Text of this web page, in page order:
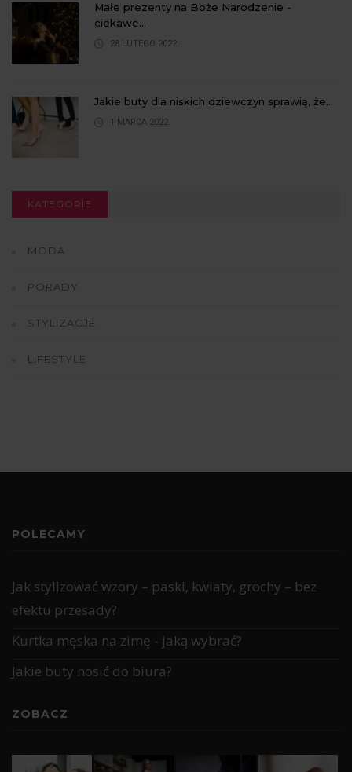
Małe prezenty na Boże Narodzenie -
ciekawe...
28 LUTEGO 2022
Jakie buty dla niskich dziewczyn sprawią, że...
1 MARCA 2022
KATEGORIE
MODA
PORADY
STYLIZACJE
LIFESTYLE
POLECAMY
Jak stylizować wzory – paski, kwiaty, grochy – bez
efektu przesady?
Kurtka męska na zimę - jaką wybrać?
Jakie buty nosić do biura?
ZOBACZ